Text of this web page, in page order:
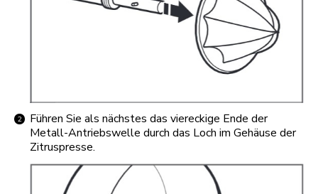
Führen Sie als nächstes das viereckige Ende der
Metall-Antriebswelle durch das Loch im Gehäuse der
Zitruspresse.